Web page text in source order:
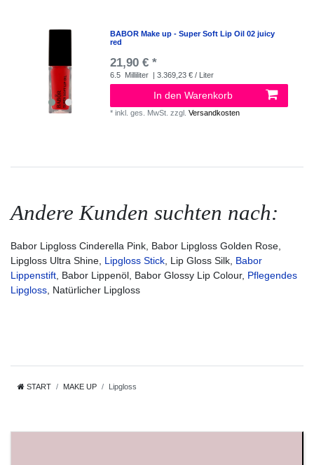
BABOR Make up - Super Soft Lip Oil 02 juicy
red
21,90 € *
6.5 Milliliter | 3.369,23 € / Liter
In den Warenkorb
*inkl. ges. MwSt. zzgl.Versandkosten
Andere Kunden suchten nach:
Babor Lipgloss Cinderella Pink, Babor Lipgloss Golden Rose,
Lipgloss Ultra Shine, Lipgloss Stick , Lip Gloss Silk, Babor
Lippenstift , Babor Lippenöl, Babor Glossy Lip Colour, Pflegendes
Lipgloss , Natürlicher Lipgloss
START MAKE UP Lipgloss